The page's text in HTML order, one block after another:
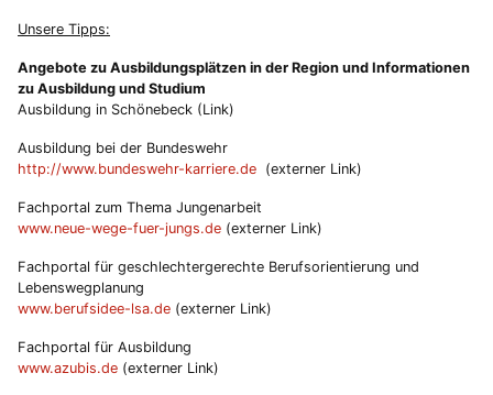
Unsere Tipps:
Angebote zu Ausbildungsplätzen in der Region und Informationen
zu Ausbildung und Studium
Ausbildung in Schönebeck (Link)
Ausbildung bei der Bundeswehr
http://www.bundeswehr-karriere.de (externer Link)
Fachportal zum Thema Jungenarbeit
www.neue-wege-fuer-jungs.de (externer Link)
Fachportal für geschlechtergerechte Berufsorientierung und
Lebenswegplanung
www.berufsidee-lsa.de (externer Link)
Fachportal für Ausbildung
www.azubis.de (externer Link)